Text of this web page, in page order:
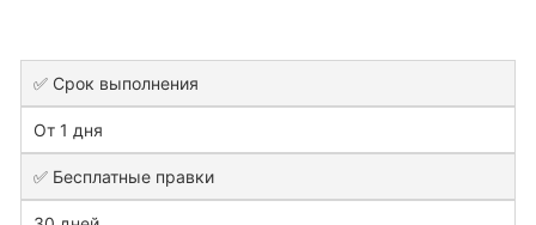
✅ Срок выполнения
От 1 дня
✅ Бесплатные правки